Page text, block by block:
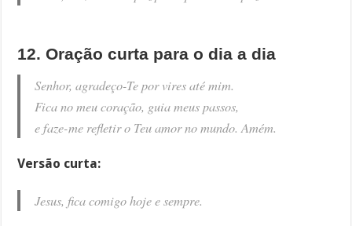
12. Oração curta para o dia a dia
Senhor, agradeço-Te por vires até mim.
Fica no meu coração, guia meus passos,
e faze-me refletir o Teu amor no mundo. Amém.
Versão curta:
Jesus, fica comigo hoje e sempre.